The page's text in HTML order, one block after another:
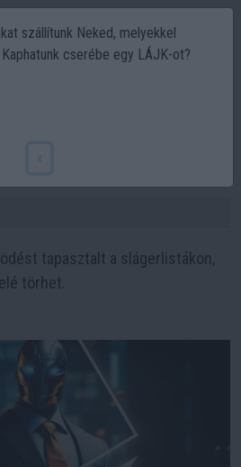
tapasztalt a slágerlistákon,
törhet.
szállítunk Neked, melyekkel
cserébe egy LÁJK-ot?